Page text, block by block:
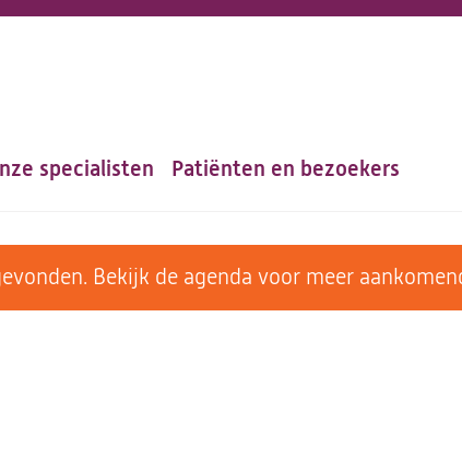
specialisten Patiënten en bezoekers
Bekijk de agenda voor meer